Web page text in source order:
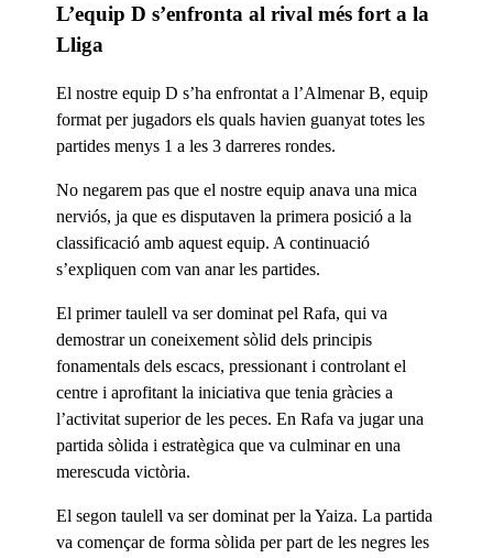
L’equip D s’enfronta al rival més fort a la
Lliga
El nostre equip D s’ha enfrontat a l’Almenar B, equip
format per jugadors els quals havien guanyat totes les
partides menys 1 a les 3 darreres rondes.
No negarem pas que el nostre equip anava una mica
nerviós, ja que es disputaven la primera posició a la
classificació amb aquest equip. A continuació
s’expliquen com van anar les partides.
El primer taulell va ser dominat pel Rafa, qui va
demostrar un coneixement sòlid dels principis
fonamentals dels escacs, pressionant i controlant el
centre i aprofitant la iniciativa que tenia gràcies a
l’activitat superior de les peces. En Rafa va jugar una
partida sòlida i estratègica que va culminar en una
merescuda victòria.
El segon taulell va ser dominat per la Yaiza. La partida
va començar de forma sòlida per part de les negres les